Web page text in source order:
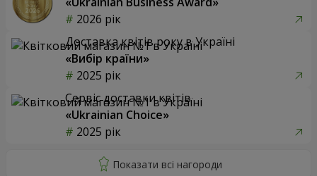
2026 рік
Доставка квітів року в Україні
«Вибір країни»
2025 рік
Сервіс доставки квітів
«Ukrainian Choice»
2025 рік